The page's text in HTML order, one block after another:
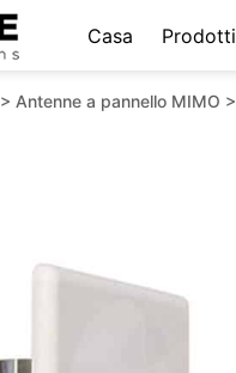
Casa Prodotti
> Antenne a pannello MIMO >